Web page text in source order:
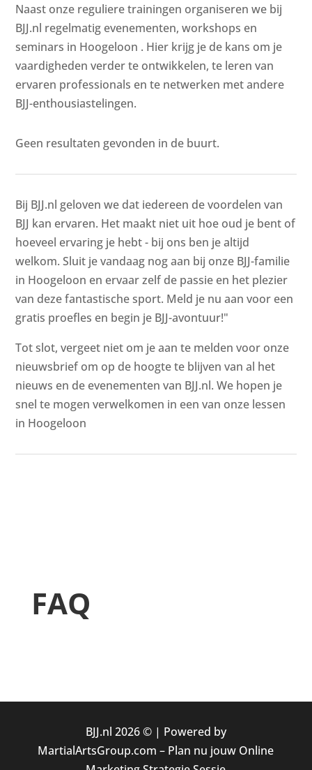
Naast onze reguliere trainingen organiseren we bij
BJJ.nl regelmatig evenementen, workshops en
seminars in Hoogeloon . Hier krijg je de kans om je
vaardigheden verder te ontwikkelen, te leren van
ervaren professionals en te netwerken met andere
BJJ-enthousiastelingen.
Geen resultaten gevonden in de buurt.
Bij BJJ.nl geloven we dat iedereen de voordelen van
BJJ kan ervaren. Het maakt niet uit hoe oud je bent of
hoeveel ervaring je hebt - bij ons ben je altijd
welkom. Sluit je vandaag nog aan bij onze BJJ-familie
in Hoogeloon en ervaar zelf de passie en het plezier
van deze fantastische sport. Meld je nu aan voor een
gratis proefles en begin je BJJ-avontuur!"
Tot slot, vergeet niet om je aan te melden voor onze
nieuwsbrief om op de hoogte te blijven van al het
nieuws en de evenementen van BJJ.nl. We hopen je
snel te mogen verwelkomen in een van onze lessen
in Hoogeloon
FAQ
BJJ.nl 2026 © | Powered by
MartialArtsGroup.com – Plan nu jouw Online